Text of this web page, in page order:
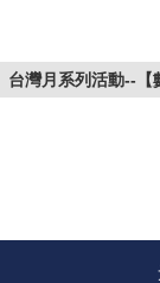
台灣月系列活動--【